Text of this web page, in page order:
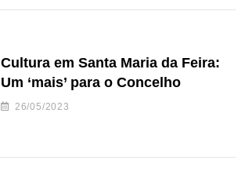
Cultura em Santa Maria da Feira:
Um ‘mais’ para o Concelho
26/05/2023